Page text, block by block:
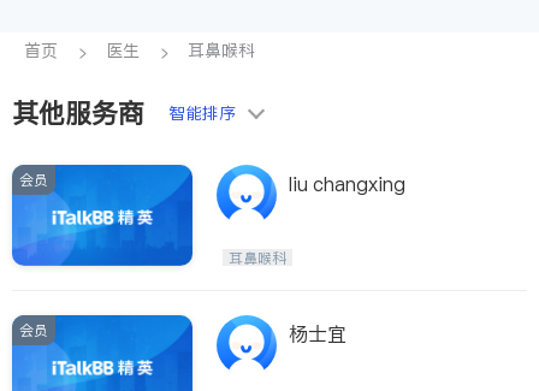
银行贷款
建筑装修
非盈利组织
心脏科
足科
肠胃肝脏科
泌尿科
风湿病
不孕不育
脊椎神经科
医生-其它
Alhambra & San Gabriel
Diamond Bar & Covina
Rowland Heights & Hacienda H
ties
Inyo & San Bernardino
Riverside
首页 医生 耳鼻喉科
其他服务商 智能排序
会员 liu changxing
耳鼻喉科
会员 杨士宜